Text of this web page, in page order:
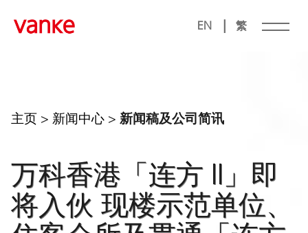
EN | 繁
主页 > 新闻中心 > 新闻稿及公司简讯
万科香港「连方 II」即
将入伙 现楼示范单位、